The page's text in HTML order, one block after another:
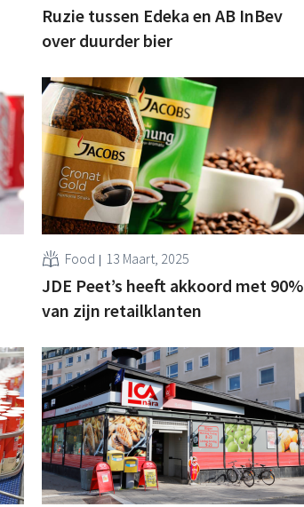
Ruzie tussen Edeka en AB InBev
over duurder bier
Food 13 Maart, 2025
JDE Peet’s heeft akkoord met 90%
van zijn retailklanten